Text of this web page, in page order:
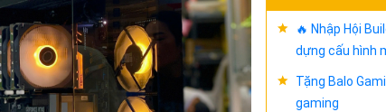
🔥 Nhập Hội
dựng cấu hình
Tặng Balo
gaming